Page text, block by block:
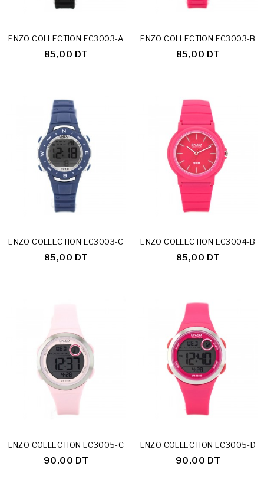
ENZO COLLECTION EC3003-A
85,00 DT
ENZO COLLECTION EC3003-B
85,00 DT
ENZO COLLECTION EC3003-C
85,00 DT
ENZO COLLECTION EC3004-B
85,00 DT
ENZO COLLECTION EC3005-C
90,00 DT
ENZO COLLECTION EC3005-D
90,00 DT